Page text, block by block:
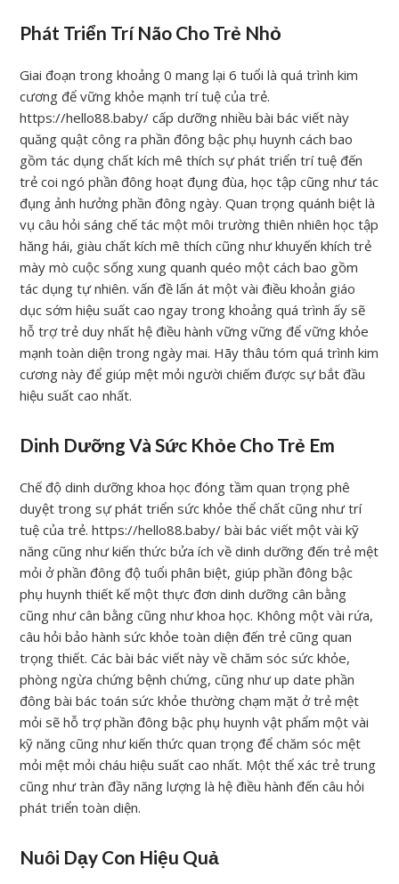
Phát Triển Trí Não Cho Trẻ Nhỏ
Giai đoạn trong khoảng 0 mang lại 6 tuổi là quá trình kim
cương để vững khỏe mạnh trí tuệ của trẻ.
https://hello88.baby/ cấp dưỡng nhiều bài bác viết này
quăng quật công ra phần đông bậc phụ huynh cách bao
gồm tác dụng chất kích mê thích sự phát triển trí tuệ đến
trẻ coi ngó phần đông hoạt đụng đùa, học tập cũng như tác
đụng ảnh hưởng phần đông ngày. Quan trọng quánh biệt là
vụ câu hỏi sáng chế tác một môi trường thiên nhiên học tập
hăng hái, giàu chất kích mê thích cũng như khuyến khích trẻ
mày mò cuộc sống xung quanh quéo một cách bao gồm
tác dụng tự nhiên. vấn đề lấn át một vài điều khoản giáo
dục sớm hiệu suất cao ngay trong khoảng quá trình ấy sẽ
hỗ trợ trẻ duy nhất hệ điều hành vững vững để vững khỏe
mạnh toàn diện trong ngày mai. Hãy thâu tóm quá trình kim
cương này để giúp mệt mỏi người chiếm được sự bắt đầu
hiệu suất cao nhất.
Dinh Dưỡng Và Sức Khỏe Cho Trẻ Em
Chế độ dinh dưỡng khoa học đóng tầm quan trọng phê
duyệt trong sự phát triển sức khỏe thể chất cũng như trí
tuệ của trẻ. https://hello88.baby/ bài bác viết một vài kỹ
năng cũng như kiến thức bửa ích về dinh dưỡng đến trẻ mệt
mỏi ở phần đông độ tuổi phân biệt, giúp phần đông bậc
phụ huynh thiết kế một thực đơn dinh dưỡng cân bằng
cũng như cân bằng cũng như khoa học. Không một vài rứa,
câu hỏi bảo hành sức khỏe toàn diện đến trẻ cũng quan
trọng thiết. Các bài bác viết này về chăm sóc sức khỏe,
phòng ngừa chứng bệnh chứng, cũng như up date phần
đông bài bác toán sức khỏe thường chạm mặt ở trẻ mệt
mỏi sẽ hỗ trợ phần đông bậc phụ huynh vật phẩm một vài
kỹ năng cũng như kiến thức quan trọng để chăm sóc mệt
mỏi mệt mỏi cháu hiệu suất cao nhất. Một thể xác trẻ trung
cũng như tràn đầy năng lượng là hệ điều hành đến câu hỏi
phát triển toàn diện.
Nuôi Dạy Con Hiệu Quả